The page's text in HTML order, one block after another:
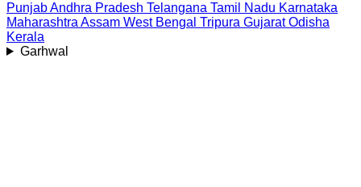
PunjabAndhra Pradesh Telangana Tamil Nadu Karnataka
Maharashtra Assam West Bengal Tripura Gujarat Odisha
Kerala
Garhwal